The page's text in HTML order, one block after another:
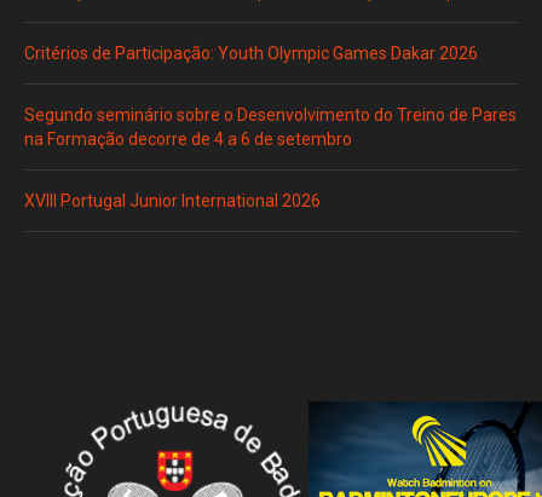
Critérios de Participação: Youth Olympic Games Dakar 2026
Segundo seminário sobre o Desenvolvimento do Treino de Pares
na Formação decorre de 4 a 6 de setembro
XVIII Portugal Junior International 2026